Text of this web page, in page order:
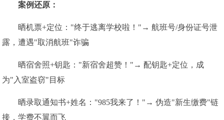
案例还原：
晒机票+定位："终于逃离学校啦！"→ 航班号/身份证号泄
露，遭遇"取消航班"诈骗
晒宿舍照+钥匙："新宿舍超赞！"→ 配钥匙+定位，成
为"入室盗窃"目标
晒录取通知书+姓名："985我来了！"→ 伪造"新生缴费"链
接，学费不翼而飞